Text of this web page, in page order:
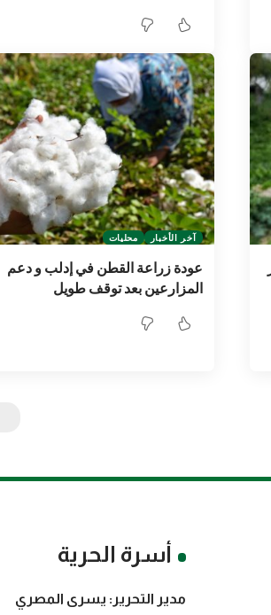
آخر الأخبار محليات
عودة زراعة القطن في إدلب و دعم
المزارعين بعد توقف طويل
أسرة الحرية
مدير التحرير: يسرى المصري